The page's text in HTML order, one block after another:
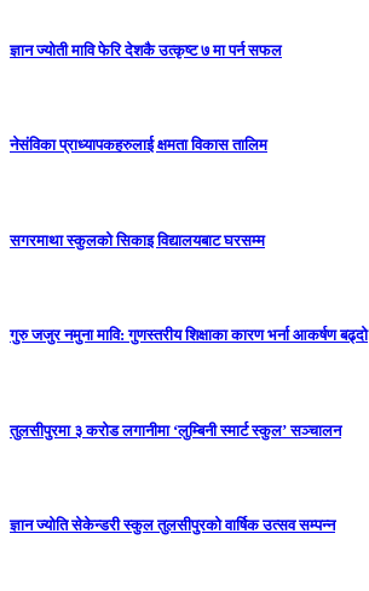
ज्ञान ज्योती मावि फेरि देशकै उत्कृष्ट ७ मा पर्न सफल
नेसंविका प्राध्यापकहरुलाई क्षमता विकास तालिम
सगरमाथा स्कुलको सिकाइ विद्यालयबाट घरसम्म
गुरु जजुर नमुना मावि: गुणस्तरीय शिक्षाका कारण भर्ना आकर्षण बढ्दो
तुलसीपुरमा ३ करोड लगानीमा ‘लुम्बिनी स्मार्ट स्कुल’ सञ्चालन
ज्ञान ज्योति सेकेन्डरी स्कुल तुलसीपुरको वार्षिक उत्सव सम्पन्न